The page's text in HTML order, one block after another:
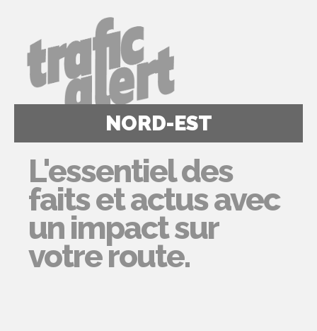
NORD-EST
L'essentiel des
faits et actus avec
un impact sur
votre route.